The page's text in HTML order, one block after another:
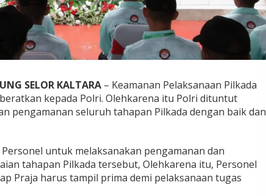
SELOR KALTARA– Keamanan Pelaksanaan Pilkada
kepada Polri. Olehkarena itu Polri dituntut
pengamanan seluruh tahapan Pilkada dengan baik dan
untuk melaksanakan pengamanan dan
tahapan Pilkada tersebut, Olehkarena itu, Personel
Praja harus tampil prima demi pelaksanaan tugas